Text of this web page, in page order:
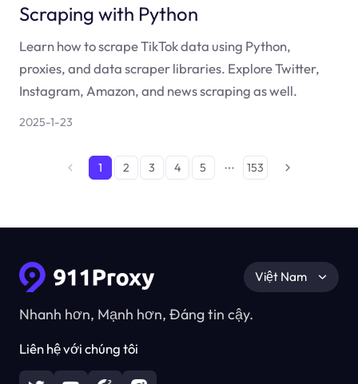
Scraping with Python
Learn how to scrape TikTok data using Python,
proxies, and data scraper libraries. Explore Twitter,
Instagram, Amazon, and news scraping as well.
2025-1-23
1 2 3 4 5 153
Nhanh hơn, Mạnh hơn, Đáng tin cậy.
Liên hệ với chúng tôi
Việt Nam